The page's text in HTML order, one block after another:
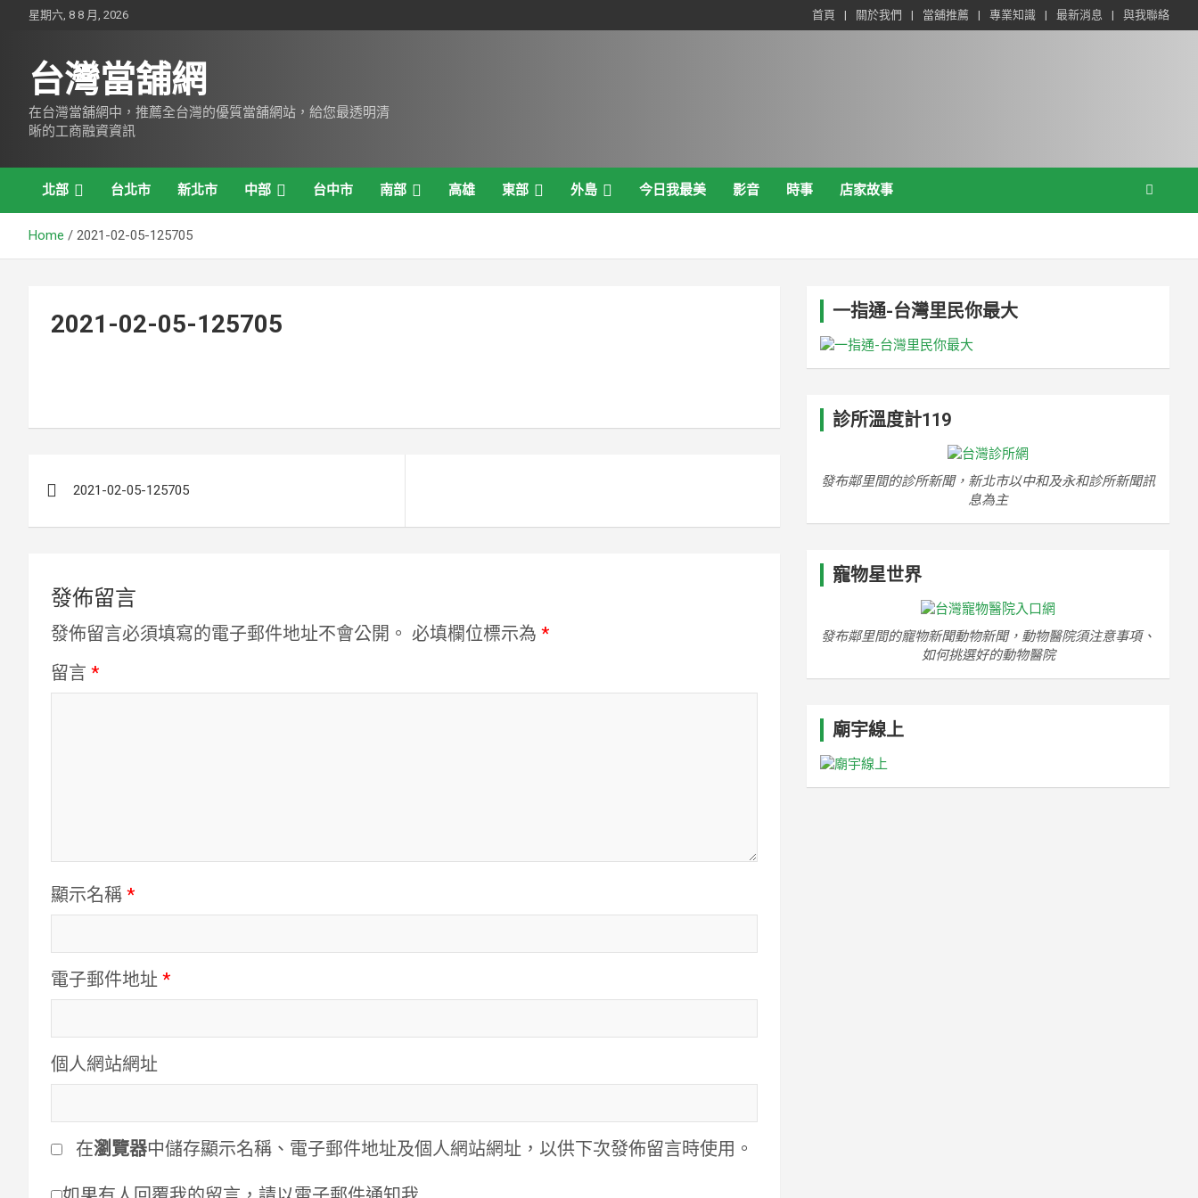
星期六, 8 8 月, 2026 首頁 關於我們 當舖推薦 專業知識 最新消息 與我聯絡
台灣當舖網
在台灣當舖網中，推薦全台灣的優質當舖網站，給您最透明清
晰的工商融資資訊
北部 台北市 新北市 中部 台中市 南部 高雄 東部 外島 今日我最美 影音 時事 店家故事
Home 2021-02-05-125705
2021-02-05-125705
章
覽
2021-02-05-125705
發佈留言
發佈留言必須填寫的電子郵件地址不會公開。 必填欄位標示為 *
留言 *
顯示名稱 *
電子郵件地址 *
個人網站網址
在瀏覽器中儲存顯示名稱、電子郵件地址及個人網站網址，以供下次發佈留言時使用。
一指通-台灣里民你最大
診所溫度計119
發布鄰里間的診所新聞，新北市以中和及永和診所新聞訊
息為主
寵物星世界
發布鄰里間的寵物新聞動物新聞，動物醫院須注意事項、
如何挑選好的動物醫院
廟宇線上